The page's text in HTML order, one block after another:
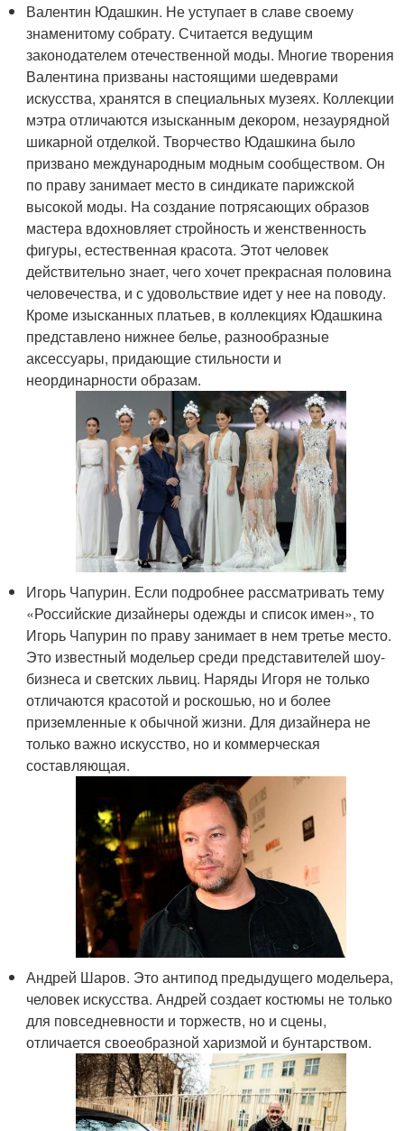
Валентин Юдашкин. Не уступает в славе своему
знаменитому собрату. Считается ведущим
законодателем отечественной моды. Многие творения
Валентина призваны настоящими шедеврами
искусства, хранятся в специальных музеях. Коллекции
мэтра отличаются изысканным декором, незаурядной
шикарной отделкой. Творчество Юдашкина было
призвано международным модным сообществом. Он
по праву занимает место в синдикате парижской
высокой моды. На создание потрясающих образов
мастера вдохновляет стройность и женственность
фигуры, естественная красота. Этот человек
действительно знает, чего хочет прекрасная половина
человечества, и с удовольствие идет у нее на поводу.
Кроме изысканных платьев, в коллекциях Юдашкина
представлено нижнее белье, разнообразные
аксессуары, придающие стильности и
неординарности образам.
Игорь Чапурин. Если подробнее рассматривать тему
«Российские дизайнеры одежды и список имен», то
Игорь Чапурин по праву занимает в нем третье место.
Это известный модельер среди представителей шоу-
бизнеса и светских львиц. Наряды Игоря не только
отличаются красотой и роскошью, но и более
приземленные к обычной жизни. Для дизайнера не
только важно искусство, но и коммерческая
составляющая.
Андрей Шаров. Это антипод предыдущего модельера,
человек искусства. Андрей создает костюмы не только
для повседневности и торжеств, но и сцены,
отличается своеобразной харизмой и бунтарством.